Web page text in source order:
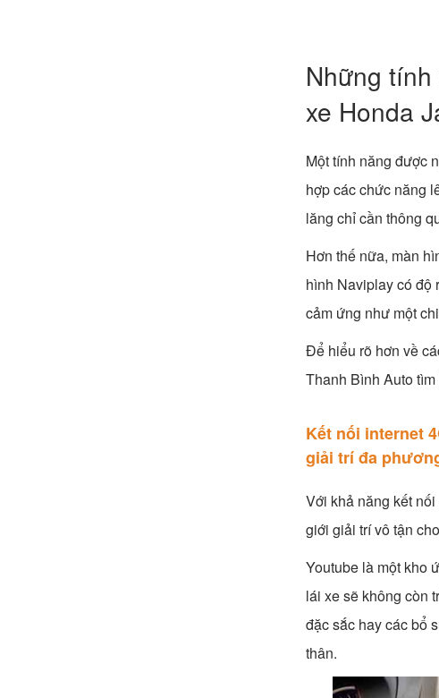
Những
xe Honda
Một tính năng được
hợp các chức năng
lăng chỉ cần thông
Hơn thế nữa, màn
hình Naviplay có độ
cảm ứng như một
Để hiểu rõ hơn về
Thanh Bình Auto
Kết nối internet
giải trí đa
Với khả năng kết
giới giải trí vô tận
Youtube là một kho
lái xe sẽ không còn
đặc sắc hay các bổ
thân.